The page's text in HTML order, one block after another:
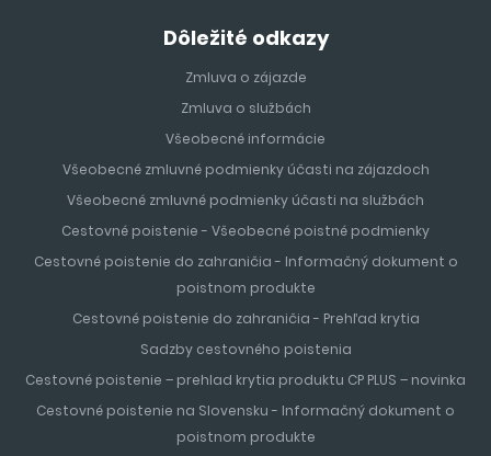
Dôležité odkazy
Zmluva o zájazde
Zmluva o službách
Všeobecné informácie
Všeobecné zmluvné podmienky účasti na zájazdoch
Všeobecné zmluvné podmienky účasti na službách
Cestovné poistenie - Všeobecné poistné podmienky
Cestovné poistenie do zahraničia - Informačný dokument o
poistnom produkte
Cestovné poistenie do zahraničia - Prehľad krytia
Sadzby cestovného poistenia
Cestovné poistenie – prehlad krytia produktu CP PLUS – novinka
Cestovné poistenie na Slovensku - Informačný dokument o
poistnom produkte